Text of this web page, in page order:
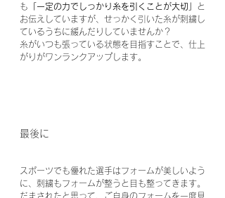
も 「一定の力でしっかり糸を引くことが大切」 と
お伝えしていますが、せっかく引いた糸が刺繍し
ているうちに緩んだりしていませんか？
糸がいつも張っている状態を目指すことで、仕上
がりがワンランクアップします。
最後に
スポーツでも優れた選手はフォームが美しいよう
に、刺繍もフォームが整うと目も整ってきます。
だまされたと思って、ご自身のフォームを一度見